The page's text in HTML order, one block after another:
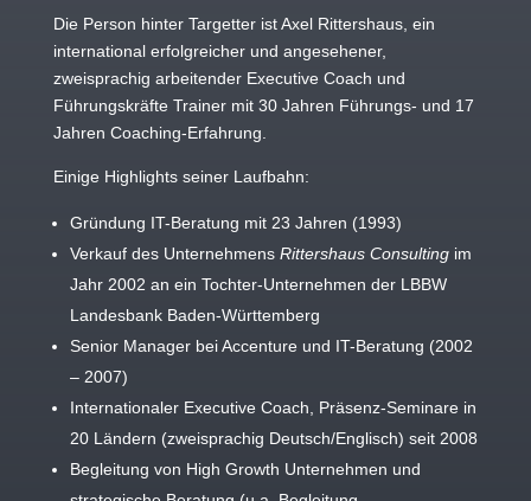
Die Person hinter Targetter ist Axel Rittershaus, ein
international erfolgreicher und angesehener,
zweisprachig arbeitender Executive Coach und
Führungskräfte Trainer mit 30 Jahren Führungs- und 17
Jahren Coaching-Erfahrung.
Einige Highlights seiner Laufbahn:
Gründung IT-Beratung mit 23 Jahren (1993)
Verkauf des Unternehmens Rittershaus Consultingim
Jahr 2002 an ein Tochter-Unternehmen der LBBW
Landesbank Baden-Württemberg
Senior Manager bei Accenture und IT-Beratung (2002
– 2007)
Internationaler Executive Coach, Präsenz-Seminare in
20 Ländern (zweisprachig Deutsch/Englisch) seit 2008
Begleitung von High Growth Unternehmen und